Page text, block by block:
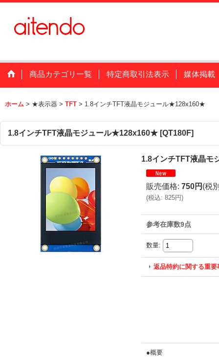
商品カテゴリ一覧 特定商取引法表示 媒体掲載
ホーム > ★表示器 > TFT > 1.8インチTFT液晶モジュール★128x160★
1.8インチTFT液晶モジュール★128x160★ [QT180F]
1.8インチTFT液晶
販売価格: 750円 (税
(税込: 825円)
参考在庫数9点
数量:
返品特約に関する重要
●概要